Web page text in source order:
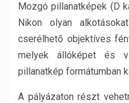
Mozgó pillanatképek (D
Nikon olyan
cserélhető objektíves
melyek állóképet és
pillanatkép formátumban
A pályázaton részt